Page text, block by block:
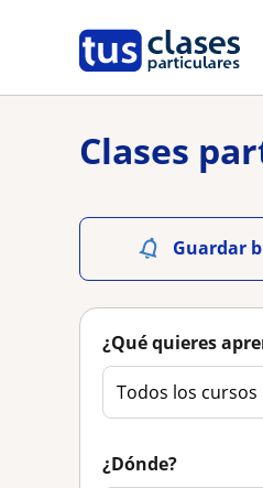
Clases
Guardar
¿Qué quieres
¿Dónde?